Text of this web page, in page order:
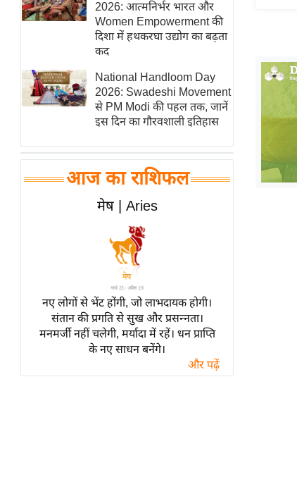
मिसाल बेमिसाल
शख्सियत
यंग इंडिया
साहित्य जगत
ऑटो वर्ल्ड
न्यूज ब्रीफ
बॉलीवुड
हॉलीवुड
फिल्म समीक्षा
लाइफस्टाइल
टेक्नॉलॉजी
ब्यूटी/फैशन
घरेलू नुस्खे
पर्यटन स्थल
फिटनेस मंत्रा
2026: आत्मनिर्भर भारत और
Women Empowerment की
दिशा में हथकरघा उद्योग का बढ़ता
कद
National Handloom Day
2026: Swadeshi Movement
से PM Modi की पहल तक, जानें
इस दिन का गौरवशाली इतिहास
आज का राशिफल
मेष | Aries
नए लोगों से भेंट होंगी, जो लाभदायक होगी।
संतान की प्रगति से सुख और प्रसन्नता।
मनमर्जी नहीं चलेगी, मर्यादा में रहें। धन प्राप्ति
के नए साधन बनेंगे।
और पढ़ें